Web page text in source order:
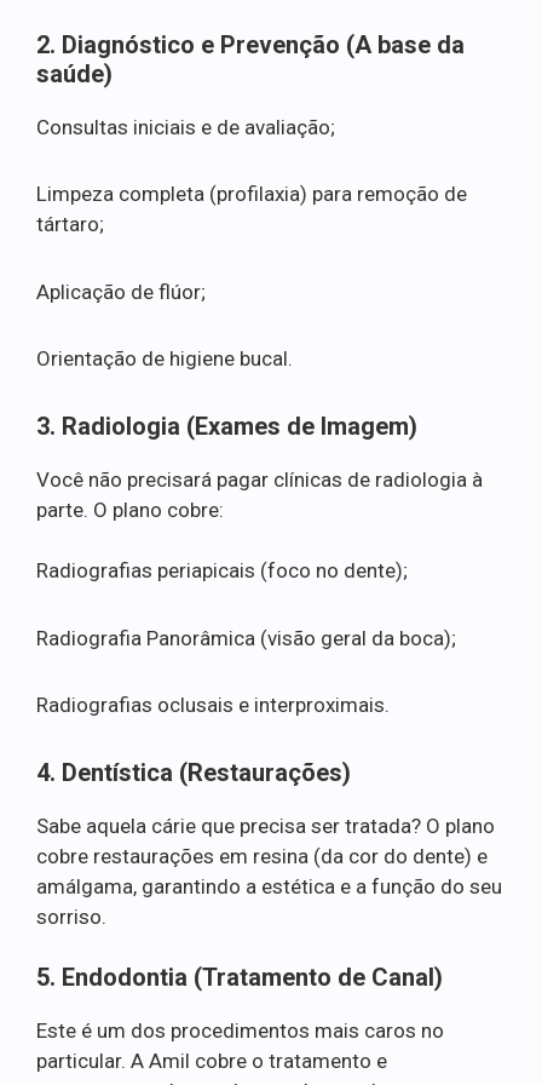
2. Diagnóstico e Prevenção (A base da
saúde)
Consultas iniciais e de avaliação;
Limpeza completa (profilaxia) para remoção de
tártaro;
Aplicação de flúor;
Orientação de higiene bucal.
3. Radiologia (Exames de Imagem)
Você não precisará pagar clínicas de radiologia à
parte. O plano cobre:
Radiografias periapicais (foco no dente);
Radiografia Panorâmica (visão geral da boca);
Radiografias oclusais e interproximais.
4. Dentística (Restaurações)
Sabe aquela cárie que precisa ser tratada? O plano
cobre restaurações em resina (da cor do dente) e
amálgama, garantindo a estética e a função do seu
sorriso.
5. Endodontia (Tratamento de Canal)
Este é um dos procedimentos mais caros no
particular. A Amil cobre o tratamento e